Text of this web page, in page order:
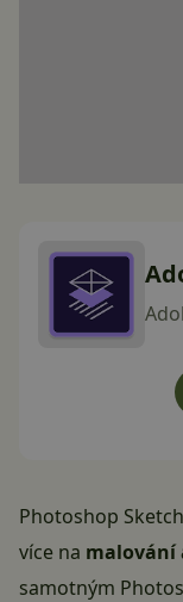
Photoshop
více na malování
samotným